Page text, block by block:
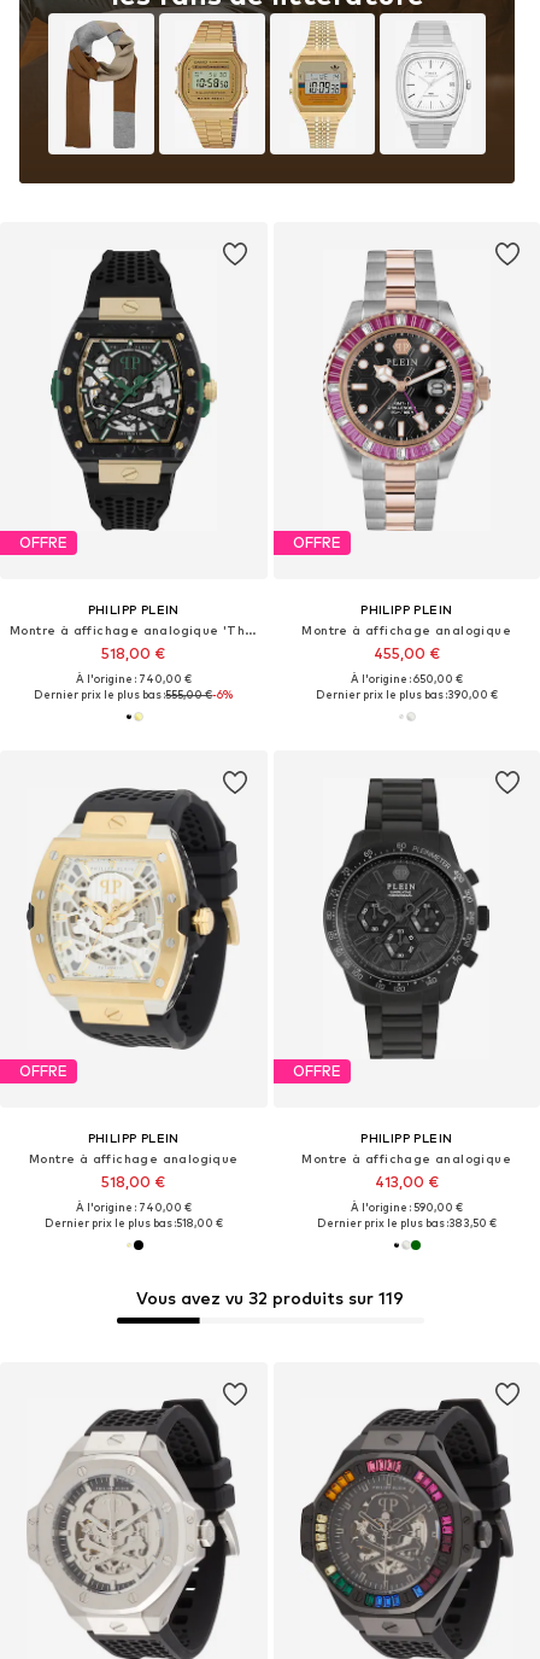
OFFRE
PHILIPP PLEIN
Montre à affichage analogique 'The $Keleton'
518,00 €
À l'origine : 740,00 €
Dernier prix le plus bas :555,00 €-6%
OFFRE
PHILIPP PLEIN
Montre à affichage analogique
455,00 €
À l'origine : 650,00 €
Dernier prix le plus bas :390,00 €
OFFRE
PHILIPP PLEIN
Montre à affichage analogique
518,00 €
À l'origine : 740,00 €
Dernier prix le plus bas :518,00 €
OFFRE
PHILIPP PLEIN
Montre à affichage analogique
413,00 €
À l'origine : 590,00 €
Dernier prix le plus bas :383,50 €
Vous avez vu 32 produits sur 119